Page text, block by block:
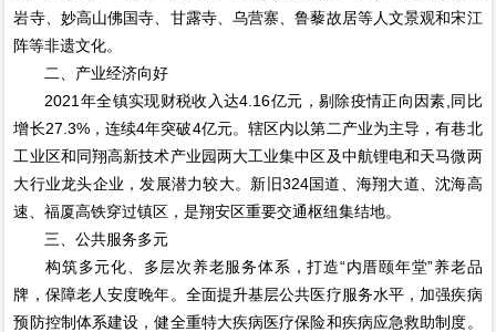
岩寺、妙高山佛国寺、甘露寺、乌营寨、鲁藜故居等人文景观和宋江
阵等非遗文化。
二、产业经济向好
2021年全镇实现财税收入达4.16亿元，剔除疫情正向因素,同比
增长27.3%，连续4年突破4亿元。辖区内以第二产业为主导，有巷北
工业区和同翔高新技术产业园两大工业集中区及中航锂电和天马微两
大行业龙头企业，发展潜力较大。新旧324国道、海翔大道、沈海高
速、福厦高铁穿过镇区，是翔安区重要交通枢纽集结地。
三、公共服务多元
构筑多元化、多层次养老服务体系，打造“内厝颐年堂”养老品
牌，保障老人安度晚年。全面提升基层公共医疗服务水平，加强疾病
预防控制体系建设，健全重特大疾病医疗保险和疾病应急救助制度。